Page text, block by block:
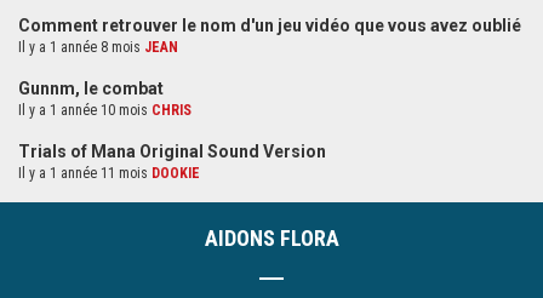
Comment retrouver le nom d'un jeu vidéo que vous avez oublié
Il y a 1 année 8 mois JEAN
Gunnm, le combat
Il y a 1 année 10 mois CHRIS
Trials of Mana Original Sound Version
Il y a 1 année 11 mois DOOKIE
AIDONS FLORA